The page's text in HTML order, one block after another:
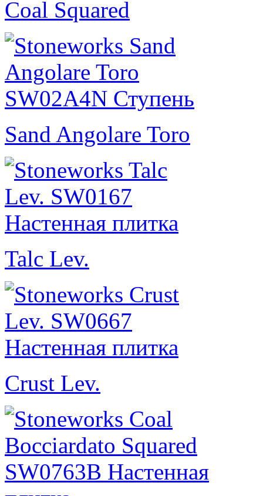
Coal Squared
Sand Angolare Toro
Talc Lev.
Crust Lev.